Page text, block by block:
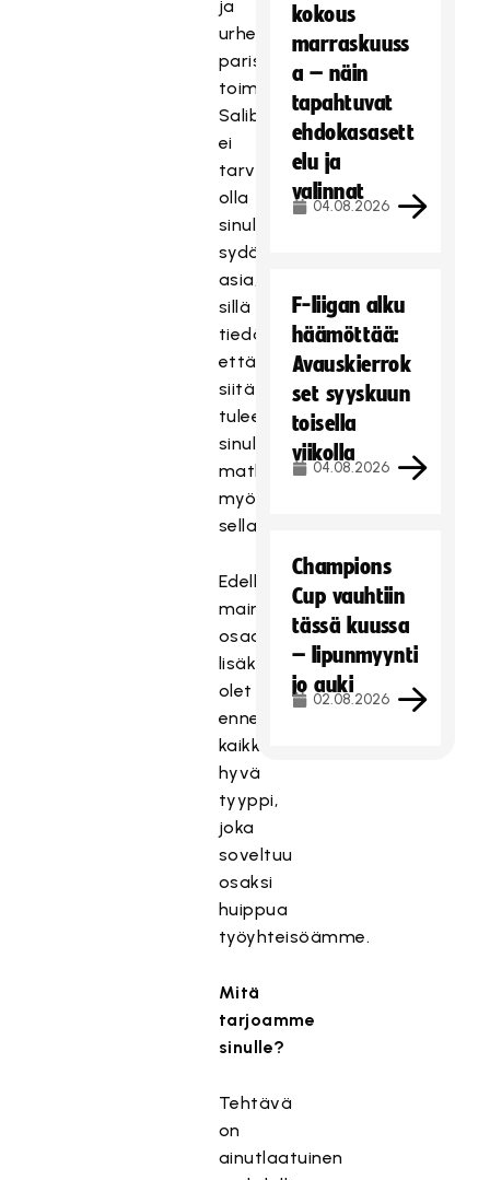
ja
urheilun
parissa
toimimisesta.
Salibandyn
ei
tarvitse
olla
sinulle
sydämen
asia,
sillä
tiedämme,
että
siitä
tulee
sinulle
matkan
myötä
sellainen.
Edellä
mainittujen
osaamisten
lisäksi
olet
ennen
kaikkea
hyvä
tyyppi,
joka
soveltuu
osaksi
huippua
työyhteisöämme.
Mitä
tarjoamme
sinulle?
Tehtävä
on
ainutlaatuinen
kokous
marraskuuss
a – näin
tapahtuvat
ehdokasasett
elu ja
valinnat
04.08.2026
F-liigan alku
häämöttää:
Avauskierrok
set syyskuun
toisella
viikolla
04.08.2026
Champions
Cup vauhtiin
tässä kuussa
– lipunmyynti
jo auki
02.08.2026